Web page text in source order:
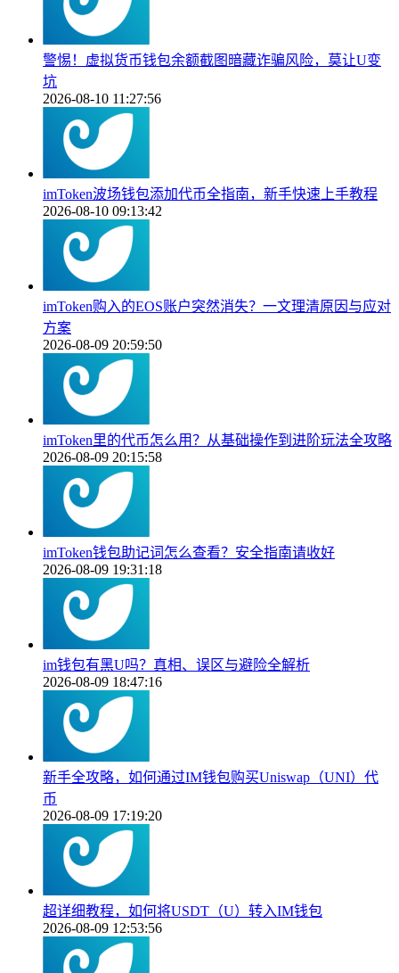
警惕！虚拟货币钱包余额截图暗藏诈骗风险，莫让U变
坑
2026-08-10 11:27:56
imToken波场钱包添加代币全指南，新手快速上手教程
2026-08-10 09:13:42
imToken购入的EOS账户突然消失？一文理清原因与应对
方案
2026-08-09 20:59:50
imToken里的代币怎么用？从基础操作到进阶玩法全攻略
2026-08-09 20:15:58
imToken钱包助记词怎么查看？安全指南请收好
2026-08-09 19:31:18
im钱包有黑U吗？真相、误区与避险全解析
2026-08-09 18:47:16
新手全攻略，如何通过IM钱包购买Uniswap（UNI）代
币
2026-08-09 17:19:20
超详细教程，如何将USDT（U）转入IM钱包
2026-08-09 12:53:56